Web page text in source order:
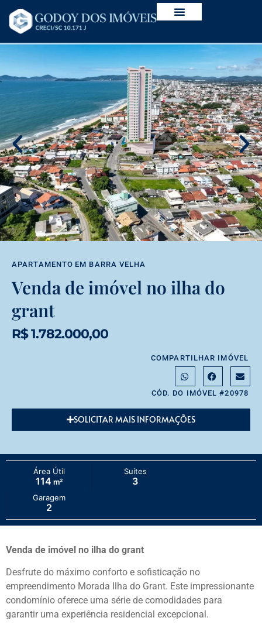
APARTAMENTO EM BARRA VELHA
Venda de imóvel no ilha do
grant
R$ 1.782.000,00
COMPARTILHAR IMÓVEL
CÓD. DO IMÓVEL #20978
SOLICITAR MAIS INFORMAÇÕES
Área Útil
114 m²
Suítes
3
Garagem
2
Venda de imóvel no ilha do grant
Desfrute do máximo conforto e sofisticação no
empreendimento Morada Ilha do Grant. Este impressionante
condomínio oferece uma série de comodidades para
garantir uma experiência residencial excepcional.